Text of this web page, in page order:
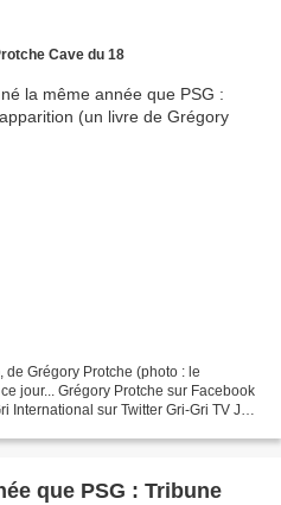
Cave du 18
Grégory Protche (photo : le
jour... Grégory Protche sur Facebook
International sur Twitter Gri-Gri TV Je
que PSG : Tribune